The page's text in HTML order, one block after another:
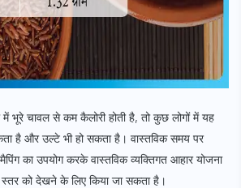
भूरे चावल से कम कैलोरी होती है, तो कुछ लोगों में यह
है और उल्टे भी हो सकता है। वास्तविक समय पर
का उपयोग करके वास्तविक व्यक्तिगत आहार योजना
को देखने के लिए किया जा सकता है।